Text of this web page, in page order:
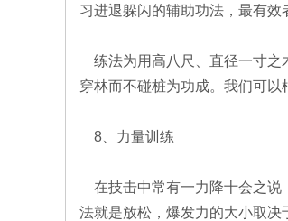
习进退躲闪的辅助功法，最有效
练法为用高八尺、直径一寸之
穿林而不碰桩为功成。我们可以
8、力量训练
在技击中常有一力降十会之说
法就是放松，爆发力的大小取